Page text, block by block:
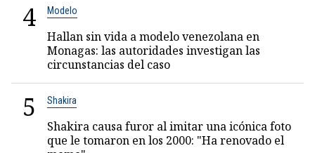
4 Modelo
Hallan sin vida a modelo venezolana en
Monagas: las autoridades investigan las
circunstancias del caso
5 Shakira
Shakira causa furor al imitar una icónica foto
que le tomaron en los 2000: "Ha renovado el